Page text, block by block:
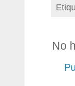
No